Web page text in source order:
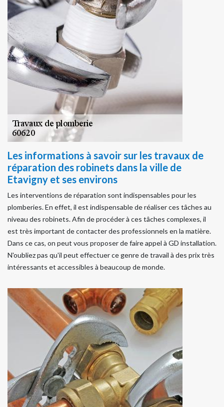
Les informations à savoir sur les travaux de
réparation des robinets dans la ville de
Etavigny et ses environs
Les interventions de réparation sont indispensables pour les
plomberies. En effet, il est indispensable de réaliser ces tâches au
niveau des robinets. Afin de procéder à ces tâches complexes, il
est très important de contacter des professionnels en la matière.
Dans ce cas, on peut vous proposer de faire appel à GD installation.
N'oubliez pas qu'il peut effectuer ce genre de travail à des prix très
intéressants et accessibles à beaucoup de monde.